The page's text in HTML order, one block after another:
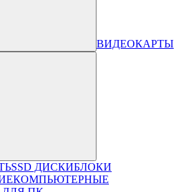
ВИДЕОКАРТЫ
SSD ДИСКИБЛОКИ
КОМПЬЮТЕРНЫЕ